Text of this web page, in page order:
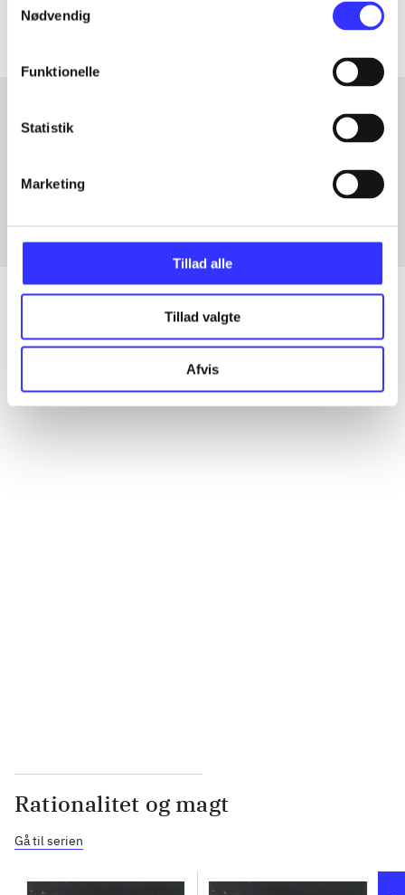
Nødvendig
Funktionelle
Statistik
Marketing
Tillad alle
Tillad valgte
Afvis
Fra
Artikler
Alle registrerede artikler fordelt på udgivelser
Rationalitet og magt
Gå til serien